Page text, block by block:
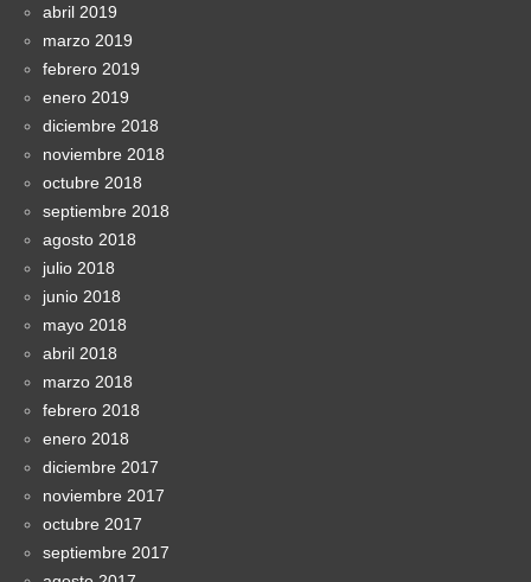
abril 2019
marzo 2019
febrero 2019
enero 2019
diciembre 2018
noviembre 2018
octubre 2018
septiembre 2018
agosto 2018
julio 2018
junio 2018
mayo 2018
abril 2018
marzo 2018
febrero 2018
enero 2018
diciembre 2017
noviembre 2017
octubre 2017
septiembre 2017